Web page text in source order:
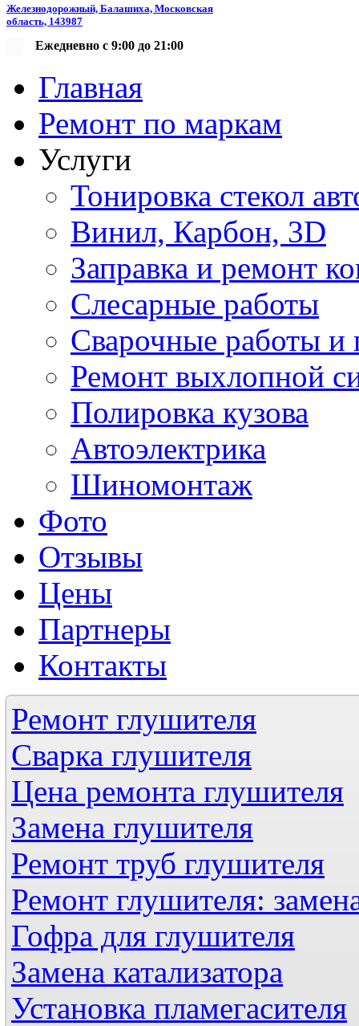
Железнодорожный, Балашиха, Московская
область, 143987
Ежедневно с 9:00 до 21:00
Главная
Ремонт по маркам
Услуги
Тонировка стекол
Винил, Карбон, 3D
Заправка и ремонт
Слесарные работы
Сварочные работы и
Ремонт выхлопной
Полировка кузова
Автоэлектрика
Шиномонтаж
Фото
Отзывы
Цены
Партнеры
Контакты
Ремонт глушителя
Сварка глушителя
Цена ремонта глушителя
Замена глушителя
Ремонт труб глушителя
Ремонт глушителя:
Гофра для глушителя
Замена катализатора
Установка пламегасителя